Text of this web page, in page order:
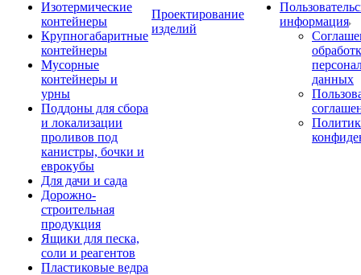
Изотермические
контейнеры
Крупногабаритные
контейнеры
Мусорные
контейнеры и
урны
Поддоны для сбора
и локализации
проливов под
канистры, бочки и
еврокубы
Для дачи и сада
Дорожно-
строительная
продукция
Ящики для песка,
соли и реагентов
Пластиковые ведра
Проектирование
изделий
информация
данных